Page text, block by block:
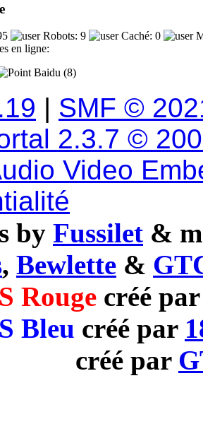
Robots: 9 Caché: 0
en ligne:
Baidu (8)
| SMF ©
2.3.7 ©
Video
by Fussilet &
, Bewlette &
Rouge créé
Bleu créé par
créé par